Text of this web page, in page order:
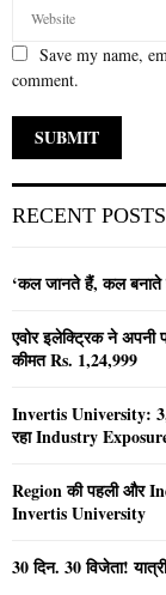
Save my name,
comment.
RECENT POSTS
‘कल जानते हैं, कल बनाते
एवोर इलेक्ट्रिक ने अपनी
कीमत Rs. 1,24,999
Invertis University:
रहा Industry
Region की पहली और
Invertis University
30 दिन. 30 विजेता!